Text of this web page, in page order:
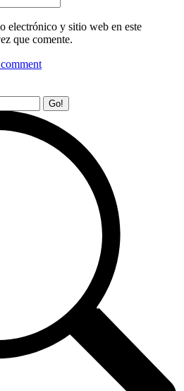
electrónico y sitio web en este
que comente.